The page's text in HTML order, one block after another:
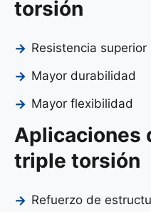
torsión
Resistencia superior
Mayor durabilidad
Mayor flexibilidad
Aplicaciones
triple torsión
Refuerzo de